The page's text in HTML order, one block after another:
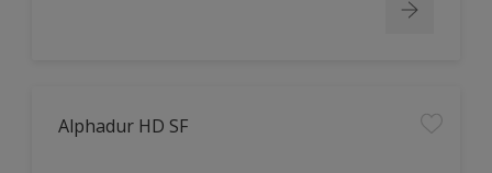
Alphadur HD SF